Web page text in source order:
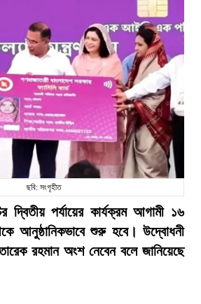
ছবি: সংগৃহীত
দ্বিতীয় পর্যায়ের কার্যক্রম আগামী ১৬
আনুষ্ঠানিকভাবে শুরু হবে। উদ্বোধনী
তারেক রহমান অংশ নেবেন বলে জানিয়েছে